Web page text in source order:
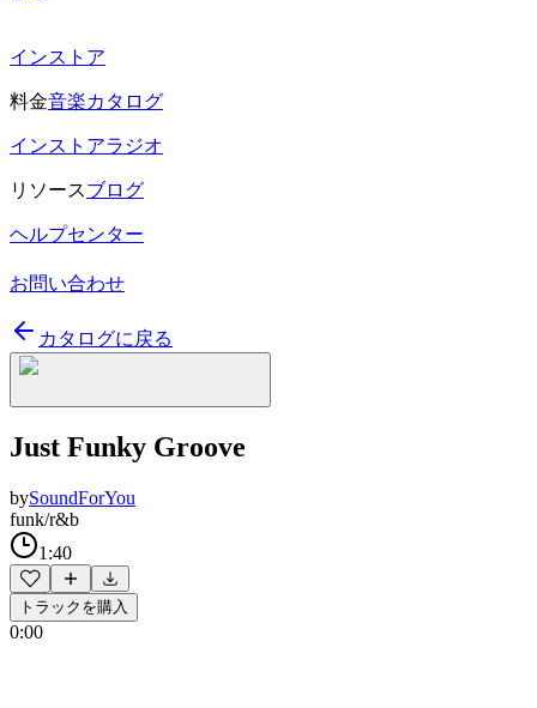
インストア
料金音楽カタログ
インストアラジオ
リソースブログ
ヘルプセンター
お問い合わせ
カタログに戻る
Just Funky Groove
bySoundForYou
funk/r&b
1:40
トラックを購入
0:00